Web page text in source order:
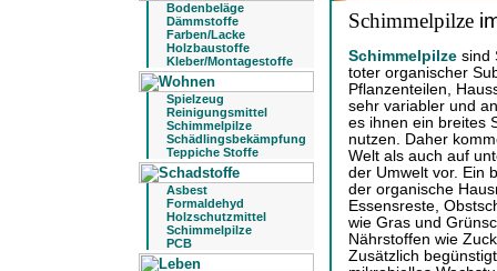
Bodenbeläge
Dämmstoffe
Farben/Lacke
Holzbaustoffe
Kleber/Montagestoffe
Spielzeug
Reinigungsmittel
Schimmelpilze
Schädlingsbekämpfung
Teppiche Stoffe
Asbest
Formaldehyd
Holzschutzmittel
Schimmelpilze
PCB
Schimmelpilze
Schimmelpilze sind
toter organischer
Pflanzenteilen,
sehr variabler und
es ihnen ein breites
nutzen. Daher
Welt als auch auf
der Umwelt vor. Ein
der organische
Essensreste,
wie Gras und
Nährstoffen wie
Zusätzlich